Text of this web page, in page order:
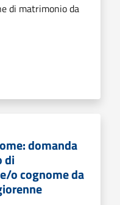
di matrimonio da
domanda
di
o cognome da